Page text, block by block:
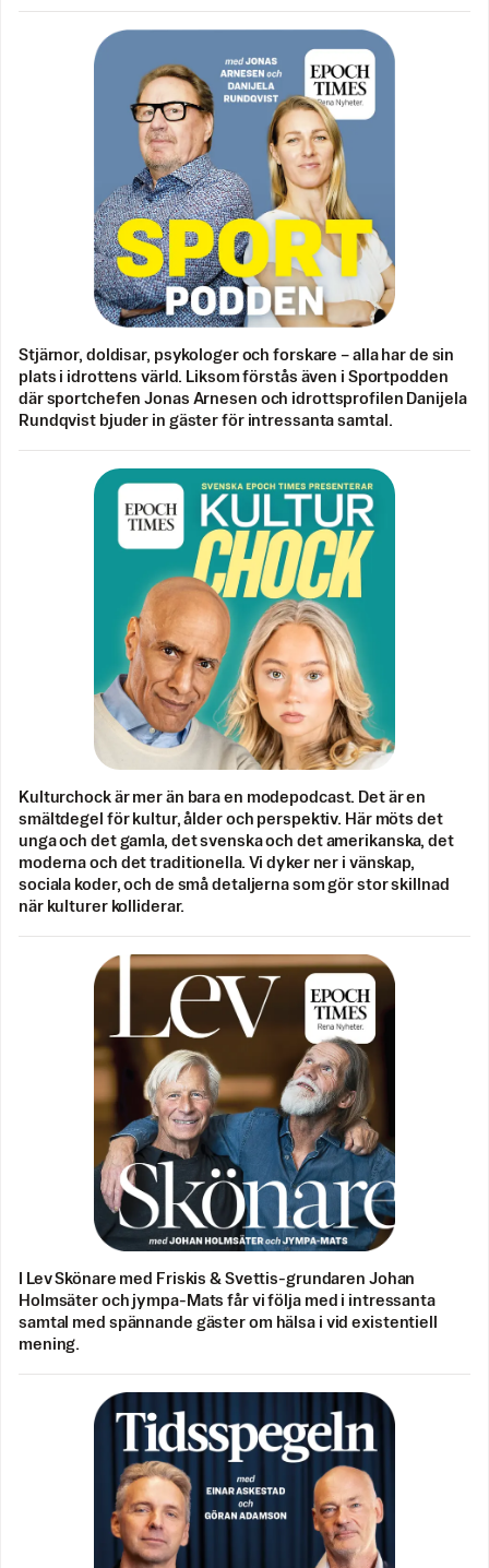
Stjärnor, doldisar, psykologer och forskare – alla har de sin
plats i idrottens värld. Liksom förstås även i Sportpodden
där sportchefen Jonas Arnesen och idrottsprofilen Danijela
Rundqvist bjuder in gäster för intressanta samtal.
Kulturchock är mer än bara en modepodcast. Det är en
smältdegel för kultur, ålder och perspektiv. Här möts det
unga och det gamla, det svenska och det amerikanska, det
moderna och det traditionella. Vi dyker ner i vänskap,
sociala koder, och de små detaljerna som gör stor skillnad
när kulturer kolliderar.
I Lev Skönare med Friskis & Svettis-grundaren Johan
Holmsäter och jympa-Mats får vi följa med i intressanta
samtal med spännande gäster om hälsa i vid existentiell
mening.